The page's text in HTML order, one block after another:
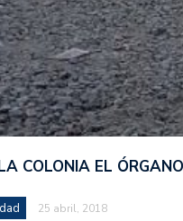
COLONIA EL
25 abril, 2018